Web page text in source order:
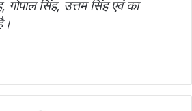
गोपाल सिंह, उत्तम सिंह एवं का